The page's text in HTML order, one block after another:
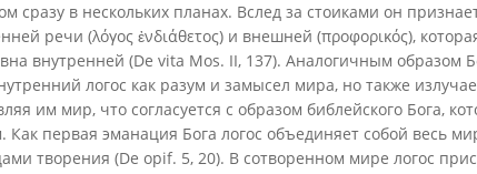
сразу в нескольких планах. Вслед за стоиками он
речи (λόγος ἐνδιάθετος) и внешней (προφορικός),
внутренней (De vita Mos. II, 137). Аналогичным образом
логос как разум и замысел мира, но также
им мир, что согласуется с образом библейского Бога,
Как первая эманация Бога логос объединяет собой весь
творения (De opif. 5, 20). В сотворенном мире логос